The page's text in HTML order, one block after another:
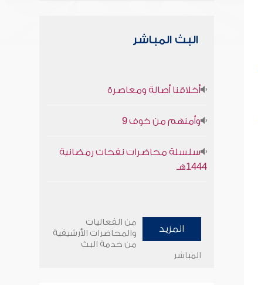
البث المباشر
أخلاقنا أصالة ومعاصرة
وأمنهم من خوف 9
سلسلة محاضرات نفحات رمضانية
1444هـ
المزيد
من الفعاليات
والمحاضرات الأرشيفية
من خدمة البث
المباشر